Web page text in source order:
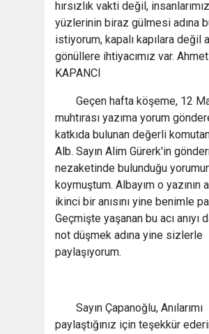
hırsızlık vakti değil,
yüzlerinin biraz gülmesi adına
istiyorum, kapalı kapılara değil
gönüllere ihtiyacımız var. Ahmet
KAPANCI
Geçen hafta köşeme, 12
muhtırası yazıma yorum
katkıda bulunan değerli
Alb. Sayın Alim Gürerk'in
nezaketinde bulunduğu
koymuştum. Albayım o yazının
ikinci bir anısını yine benimle
Geçmişte yaşanan bu acı anıyı
not düşmek adına yine sizlerle
paylaşıyorum.
Sayın Çapanoğlu, Anılarımı
paylaştığınız için teşekkür